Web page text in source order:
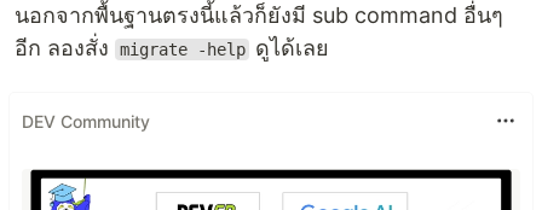
นอกจากพื้นฐานตรงนี้แล้วก็ยังมี sub command อื่นๆ
อีก ลองสั่ง
migrate -help ดูได้เลย
DEV Community